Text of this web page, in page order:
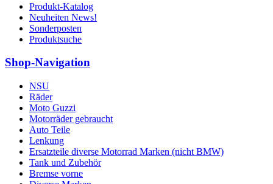
Produkt-Katalog
Neuheiten News!
Sonderposten
Produktsuche
Shop-Navigation
NSU
Räder
Moto Guzzi
Motorräder gebraucht
Auto Teile
Lenkung
Ersatzteile diverse Motorrad Marken (nicht BMW)
Tank und Zubehör
Bremse vorne